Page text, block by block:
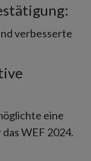
verbesserte
eine
WEF 2024.